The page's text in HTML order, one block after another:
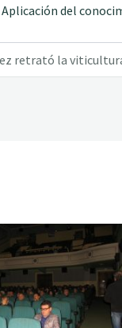
Aplicación del
retrató la